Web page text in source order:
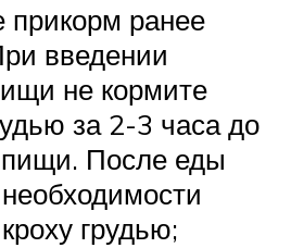
прикорм ранее
введении
не кормите
за 2-3 часа до
После еды
грудью;